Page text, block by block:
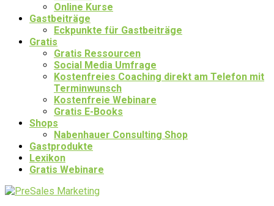
Online Kurse
Gastbeiträge
Eckpunkte für Gastbeiträge
Gratis
Gratis Ressourcen
Social Media Umfrage
Kostenfreies Coaching direkt am Telefon mit
Terminwunsch
Kostenfreie Webinare
Gratis E-Books
Shops
Nabenhauer Consulting Shop
Gastprodukte
Lexikon
Gratis Webinare